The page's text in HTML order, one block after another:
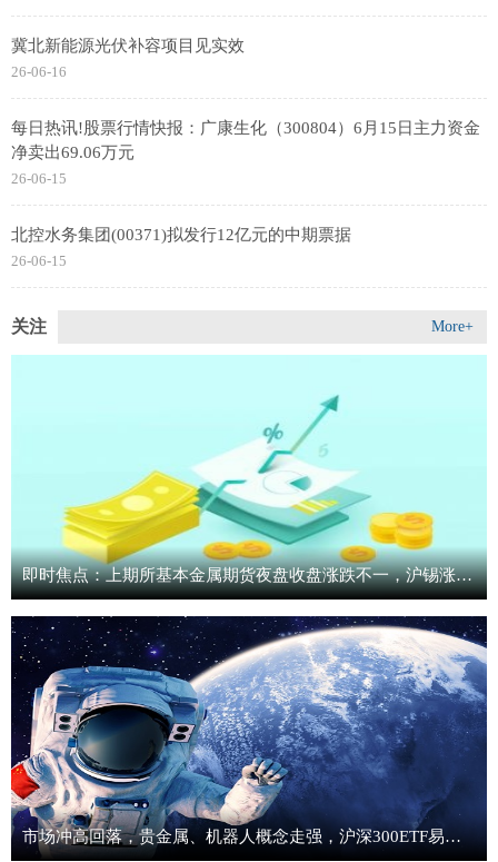
冀北新能源光伏补容项目见实效
26-06-16
每日热讯!股票行情快报：广康生化（300804）6月15日主力资金
净卖出69.06万元
26-06-15
北控水务集团(00371)拟发行12亿元的中期票据
26-06-15
关注 More+
即时焦点：上期所基本金属期货夜盘收盘涨跌不一，沪锡涨3.80%
市场冲高回落，贵金属、机器人概念走强，沪深300ETF易方达（510310）成交放量